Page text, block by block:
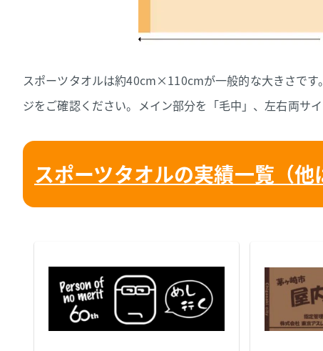
スポーツタオルは約40cm×110cmが一般的な大きさで
ジをご確認ください。メイン部分を「毛中」、左右両サ
スポーツタオルの実績一覧（他